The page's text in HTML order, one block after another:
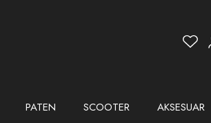
PATEN SCOOTER AKSESUAR